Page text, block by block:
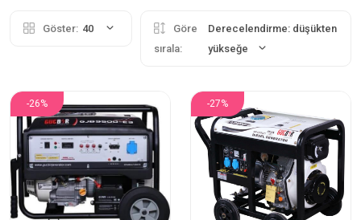
Göster: 40
Göre
sırala:
Derecelendirme: düşükten
yükseğe
-26% -27%